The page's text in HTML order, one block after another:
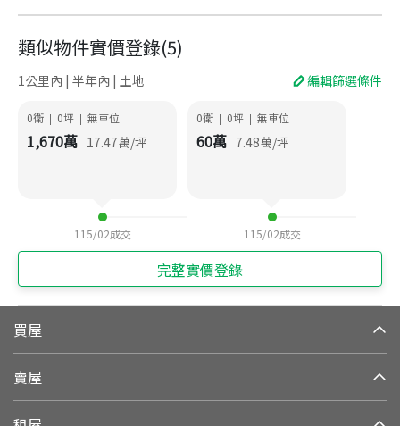
類似物件實價登錄(5)
1公里內 | 半年內 | 土地 編輯篩選條件
0衛 | 0坪 | 無車位
1,670萬 17.47萬/坪
115/02成交
0衛 | 0坪 | 無車位
60萬 7.48萬/坪
115/02成交
完整實價登錄
買屋
賣屋